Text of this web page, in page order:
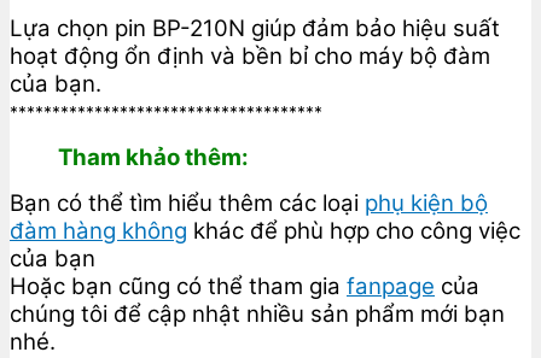
Lựa chọn pin BP-210N giúp đảm bảo hiệu suất
hoạt động ổn định và bền bỉ cho máy bộ đàm
của bạn.
*************************************
Tham khảo thêm:
Bạn có thể tìm hiểu thêm các loại phụ kiện bộ
đàm hàng không khác để phù hợp cho công việc
của bạn
Hoặc bạn cũng có thể tham gia fanpage của
chúng tôi để cập nhật nhiều sản phẩm mới bạn
nhé.